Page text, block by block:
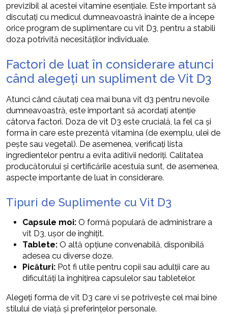
previzibil al acestei vitamine esențiale. Este important să
discutați cu medicul dumneavoastră înainte de a începe
orice program de suplimentare cu vit D3, pentru a stabili
doza potrivită necesităților individuale.
Factori de luat în considerare atunci
când alegeți un supliment de Vit D3
Atunci când căutați cea mai buna vit d3 pentru nevoile
dumneavoastră, este important să acordați atenție
câtorva factori. Doza de vit D3 este crucială, la fel ca și
forma în care este prezentă vitamina (de exemplu, ulei de
pește sau vegetal). De asemenea, verificați lista
ingredientelor pentru a evita aditivii nedoriți. Calitatea
producătorului și certificările acestuia sunt, de asemenea,
aspecte importante de luat în considerare.
Tipuri de Suplimente cu Vit D3
Capsule moi: O formă populară de administrare a
vit D3, ușor de înghițit.
Tablete: O altă opțiune convenabilă, disponibilă
adesea cu diverse doze.
Picături: Pot fi utile pentru copii sau adulții care au
dificultăți la înghițirea capsulelor sau tabletelor.
Alegeți forma de vit D3 care vi se potrivește cel mai bine
stilului de viață și preferințelor personale.